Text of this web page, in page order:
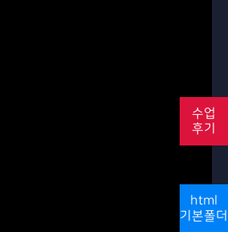
수업
후기
html
기본폴더